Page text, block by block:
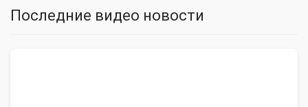
Последние видео новости